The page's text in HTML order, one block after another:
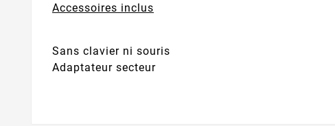
Accessoires inclus
Sans clavier ni souris
Adaptateur secteur